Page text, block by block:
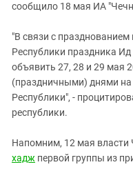
сообщило 18 мая ИА
"В связи с
Республики праздника
объявить 27, 28 и 29 мая
(праздничными) днями на
Республики", -
республики.
Напомним, 12 мая власти
хадж первой группы из